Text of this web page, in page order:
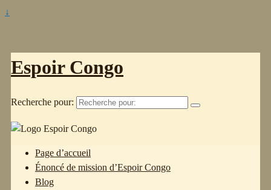
↓
Espoir Congo
Recherche pour:
Page d’accueil
Énoncé de mission d’Espoir Congo
Blog